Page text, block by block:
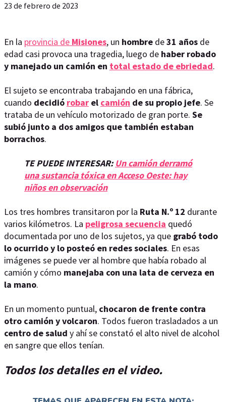
23 de febrero de 2023
En la provincia de Misiones, un hombre de31 años de
edad casi provoca una tragedia, luego de haber robado
y manejado un camión en total estado de ebriedad.
El sujeto se encontraba trabajando en una fábrica,
cuando decidió robar el camión de su propio jefe. Se
trataba de un vehículo motorizado de gran porte. Se
subió junto a dos amigos que también estaban
borrachos.
TE PUEDE INTERESAR:Un camión derramó
una sustancia tóxica en Acceso Oeste: hay
niños en observación
Los tres hombres transitaron por la Ruta N.º 12 durante
varios kilómetros. La peligrosa secuencia quedó
documentada por uno de los sujetos, ya que grabó todo
lo ocurrido y lo posteó en redes sociales. En esas
imágenes se puede ver al hombre que había robado al
camión y cómo manejaba con una lata de cerveza en
la mano.
En un momento puntual, chocaron de frente contra
otro camión y volcaron. Todos fueron trasladados a un
centro de salud y ahí se constató el alto nivel de alcohol
en sangre que ellos tenían.
Todos los detalles en el video.